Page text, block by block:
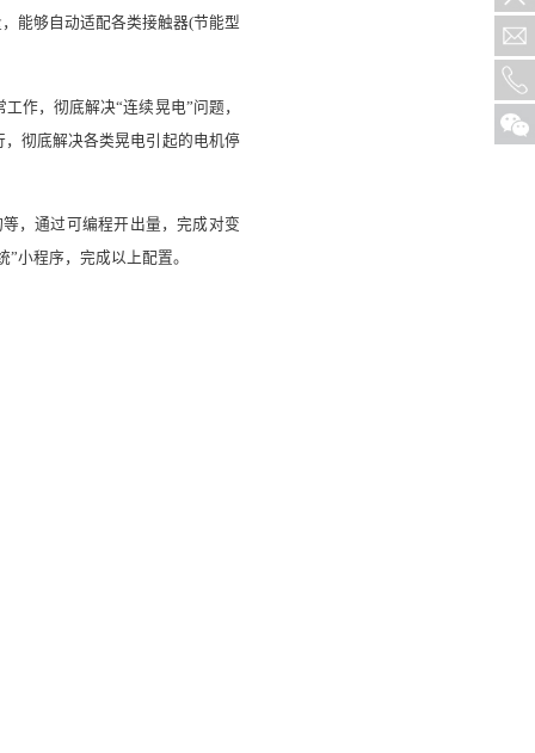
能够自动适配各类接触器(节能型
作，彻底解决“连续晃电”问题，
彻底解决各类晃电引起的电机停
，通过可编程开出量，完成对变
小程序，完成以上配置。